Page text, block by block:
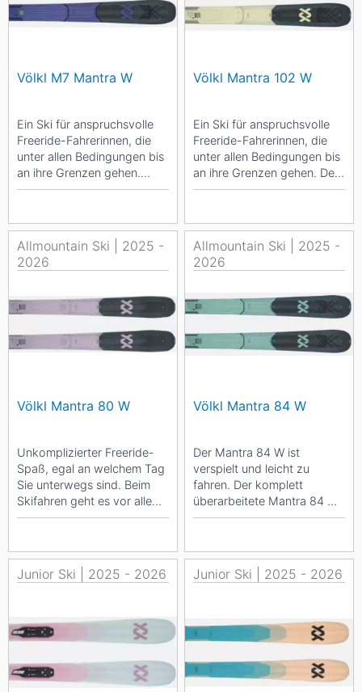
Völkl M7 Mantra W
Ein Ski für anspruchsvolle
Freeride-Fahrerinnen, die
unter allen Bedingungen bis
an ihre Grenzen gehen.
Nimme eine Prise des...
Völkl Mantra 102 W
Ein Ski für anspruchsvolle
Freeride-Fahrerinnen, die
unter allen Bedingungen bis
an ihre Grenzen gehen. Der
Mantra 102 W mit einer...
Allmountain Ski | 2025 -
2026
Völkl Mantra 80 W
Unkomplizierter Freeride-
Spaß, egal an welchem Tag
Sie unterwegs sind. Beim
Skifahren geht es vor allem
um eines: Spaß. Und der
Allmountain Ski | 2025 -
2026
Völkl Mantra 84 W
Der Mantra 84 W ist
verspielt und leicht zu
fahren. Der komplett
überarbeitete Mantra 84 W
ist für sportliche
Junior Ski | 2025 - 2026 Junior Ski | 2025 - 2026